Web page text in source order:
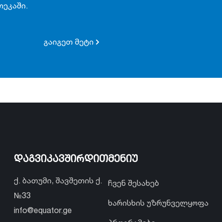
გაიგეთ მეტი
დაგვიკავშირდით
ქ. ბათუმი, შავშეთის ქ.
№33
info@equator.ge
მენიუ
ჩვენ შესახებ
ხარისხის უზრუნველყოფა